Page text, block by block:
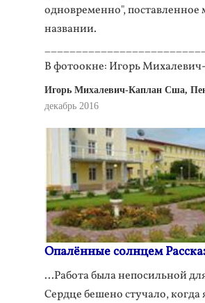
одновременно", поставленное
названии.
В фотоокне: Игорь
Игорь Михалевич-Каплан Сша,
декабрь 2016
Опалённые солнцем
...Работа была непосильной
Сердце бешено стучало, когда